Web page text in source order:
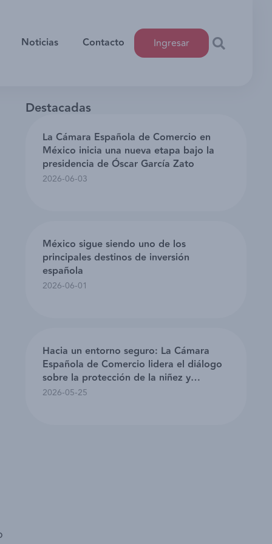
Noticias Contacto Ingresar
Destacadas
La Cámara Española de Comercio en
México inicia una nueva etapa bajo la
presidencia de Óscar García Zato
2026-06-03
México sigue siendo uno de los
principales destinos de inversión
española
2026-06-01
Hacia un entorno seguro: La Cámara
Española de Comercio lidera el diálogo
sobre la protección de la niñez y
adolescencia en eventos masivos
2026-05-25